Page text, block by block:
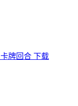
卡牌回合 下载